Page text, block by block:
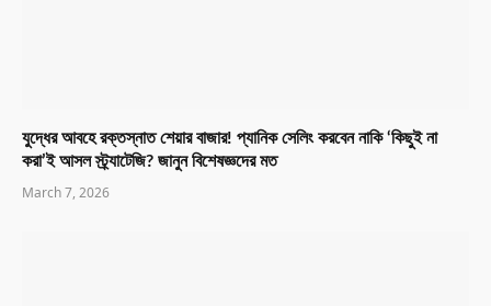
যুদ্ধের আবহে রক্তস্নাত শেয়ার বাজার! প্যানিক সেলিং করবেন নাকি ‘কিছুই না
করা’ই আসল স্ট্র্যাটেজি? জানুন বিশেষজ্ঞদের মত
March 7, 2026